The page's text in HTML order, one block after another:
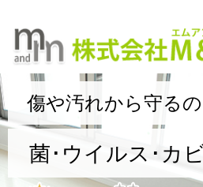
傷や汚れから守る
菌･ウイルス･カ